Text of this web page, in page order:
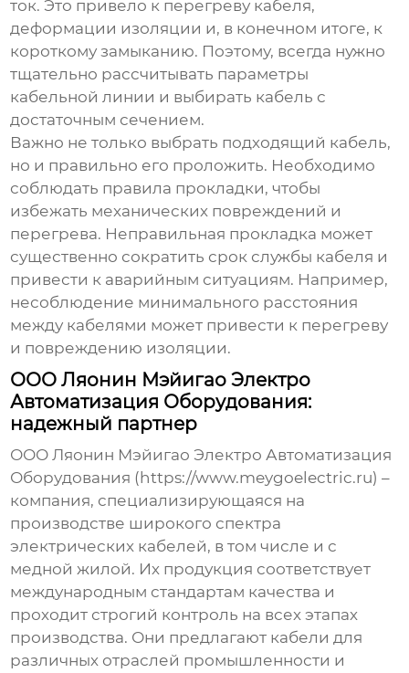
ток. Это привело к перегреву кабеля,
деформации изоляции и, в конечном итоге, к
короткому замыканию. Поэтому, всегда нужно
тщательно рассчитывать параметры
кабельной линии и выбирать кабель с
достаточным сечением.
Важно не только выбрать подходящий кабель,
но и правильно его проложить. Необходимо
соблюдать правила прокладки, чтобы
избежать механических повреждений и
перегрева. Неправильная прокладка может
существенно сократить срок службы кабеля и
привести к аварийным ситуациям. Например,
несоблюдение минимального расстояния
между кабелями может привести к перегреву
и повреждению изоляции.
ООО Ляонин Мэйигао Электро
Автоматизация Оборудования:
надежный партнер
ООО Ляонин Мэйигао Электро Автоматизация
Оборудования (https://www.meygoelectric.ru) –
компания, специализирующаяся на
производстве широкого спектра
электрических кабелей, в том числе и с
медной жилой. Их продукция соответствует
международным стандартам качества и
проходит строгий контроль на всех этапах
производства. Они предлагают кабели для
различных отраслей промышленности и